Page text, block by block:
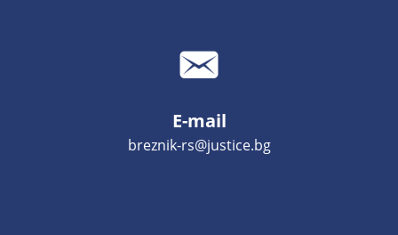
E-mail
breznik-rs@justice.bg